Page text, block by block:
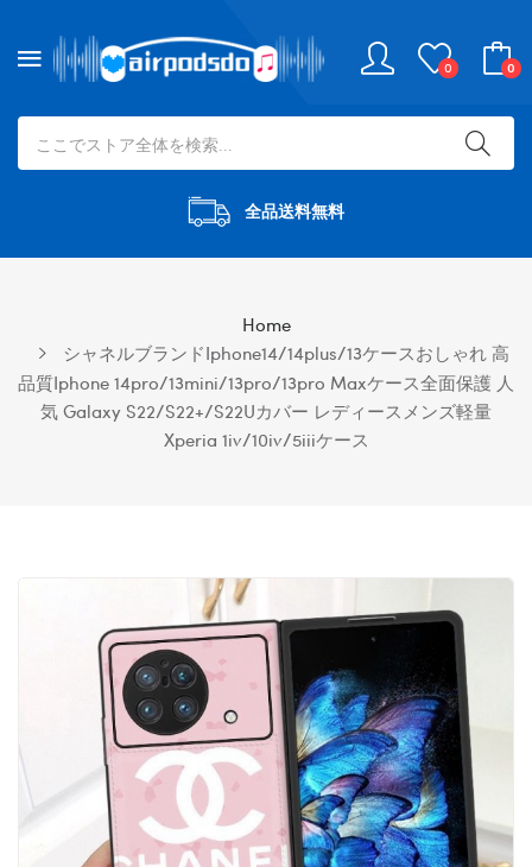
0 0
全品送料無料
Home
シャネルブランドiphone14/14plus/13ケースおしゃれ 高
品質iphone 14pro/13mini/13pro/13pro Maxケース全面保護 人
気 Galaxy S22/S22+/S22Uカバー レディースメンズ軽量
Xperia 1iv/10iv/5iiiケース